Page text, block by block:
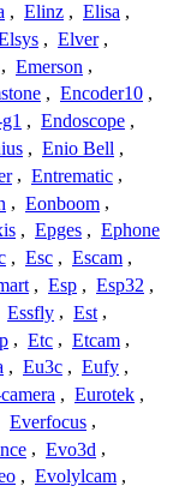
, Elinz , Elisa ,
, Elver ,
, Emerson ,
, Encoder10 ,
, Endoscope ,
, Enio Bell ,
, Entrematic ,
, Eonboom ,
, Epges , Ephone
, Esc , Escam ,
, Esp , Esp32 ,
Essfly , Est ,
, Etc , Etcam ,
, Eu3c , Eufy ,
, Eurotek ,
Everfocus ,
, Evo3d ,
, Evolylcam ,